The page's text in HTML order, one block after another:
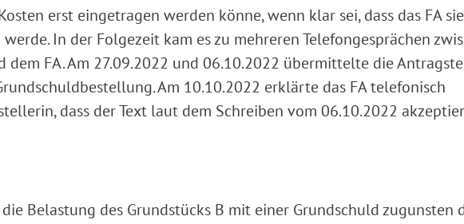
erst eingetragen werden könne, wenn klar sei, dass das FA
In der Folgezeit kam es zu mehreren Telefongesprächen
dem FA. Am 27.09.2022 und 06.10.2022 übermittelte die
Am 10.10.2022 erklärte das FA telefonisch
dass der Text laut dem Schreiben vom 06.10.2022
Belastung des Grundstücks B mit einer Grundschuld zugunsten